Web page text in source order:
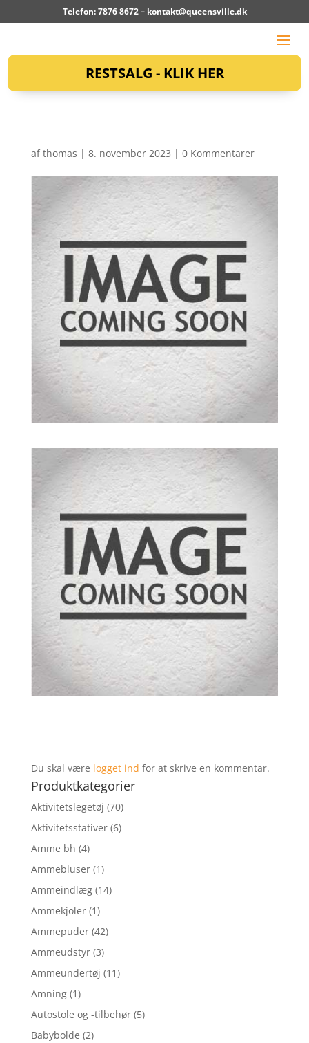
Telefon: 7876 8672 – kontakt@queensville.dk
RESTSALG - KLIK HER
afthomas | 8. november 2023 | 0 Kommentarer
Du skal være logget ind for at skrive en kommentar.
Produktkategorier
Aktivitetslegetøj (70)
Aktivitetsstativer (6)
Amme bh (4)
Ammebluser (1)
Ammeindlæg (14)
Ammekjoler (1)
Ammepuder (42)
Ammeudstyr (3)
Ammeundertøj (11)
Amning (1)
Autostole og -tilbehør (5)
Babybolde (2)